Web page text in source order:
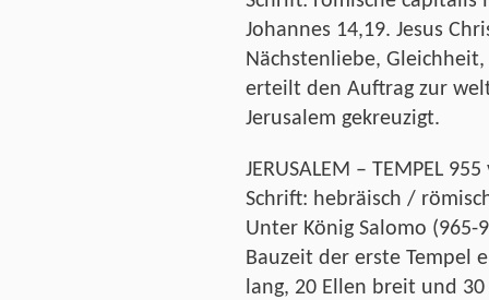
Johannes 14,19. Jesus
Nächstenliebe,
erteilt den Auftrag zur
Jerusalem gekreuzigt.
JERUSALEM – TEMPEL 955
Schrift: hebräisch /
Unter König Salomo (965-
Bauzeit der erste Tempel
lang, 20 Ellen breit und